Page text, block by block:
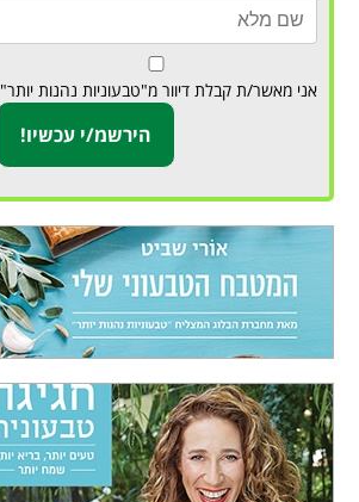
אני מאשר/ת קבלת דיוור מ"טבעוניות נהנות יותר"